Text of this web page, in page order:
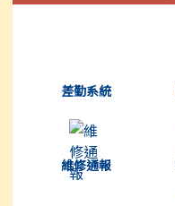
差勤系統
維修通報
(另開新視窗)